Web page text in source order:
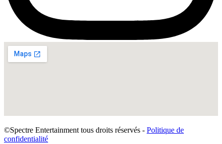
©Spectre Entertainment tous droits réservés - Politique de
confidentialité